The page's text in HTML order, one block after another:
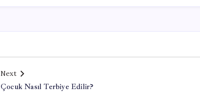
Next
Çocuk Nasıl Terbiye Edilir?